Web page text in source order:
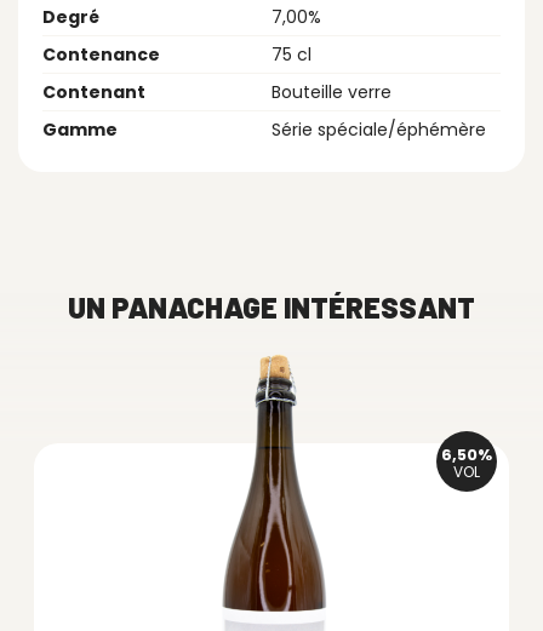
Degré
7,00%
Contenance
75 cl
Contenant
Bouteille verre
Gamme
Série spéciale/éphémère
UN PANACHAGE INTÉRESSANT
6,50%
VOL